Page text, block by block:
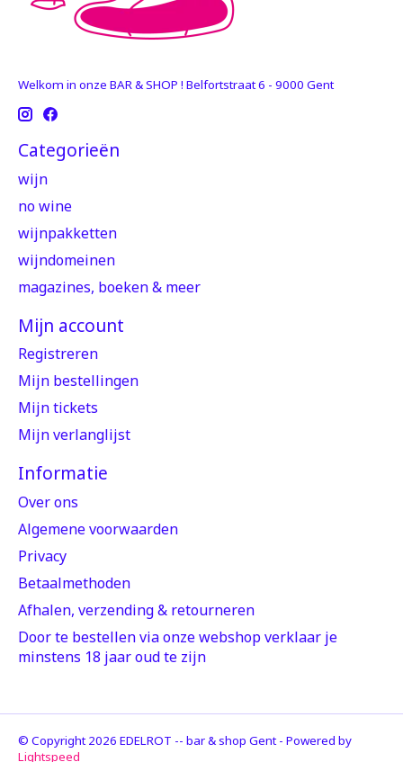
Welkom in onze BAR & SHOP ! Belfortstraat 6 - 9000 Gent
Categorieën
wijn
no wine
wijnpakketten
wijndomeinen
magazines, boeken & meer
Mijn account
Registreren
Mijn bestellingen
Mijn tickets
Mijn verlanglijst
Informatie
Over ons
Algemene voorwaarden
Privacy
Betaalmethoden
Afhalen, verzending & retourneren
Door te bestellen via onze webshop verklaar je
minstens 18 jaar oud te zijn
© Copyright 2026 EDELROT -- bar & shop Gent - Powered by
Lightspeed